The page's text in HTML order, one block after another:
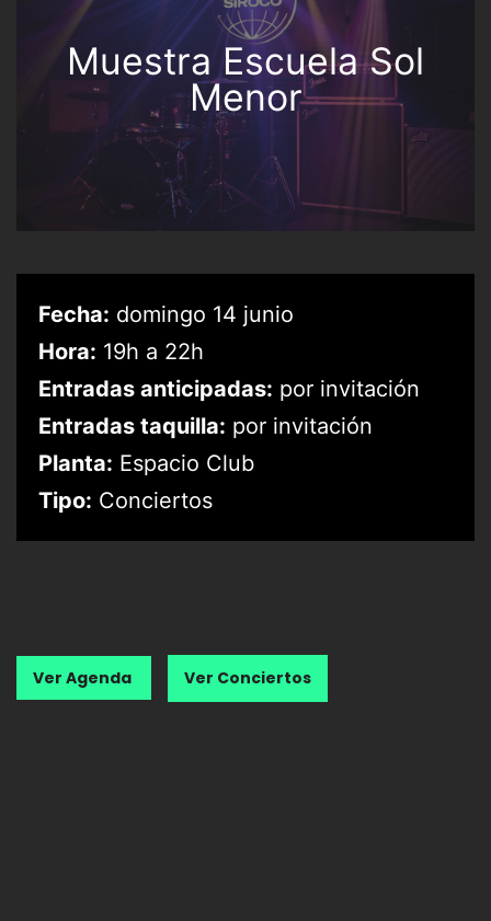
Muestra Escuela Sol
Menor
Fecha: domingo 14 junio
Hora: 19h a 22h
Entradas anticipadas: por invitación
Entradas taquilla: por invitación
Planta: Espacio Club
Tipo: Conciertos
Ver Agenda Ver Conciertos